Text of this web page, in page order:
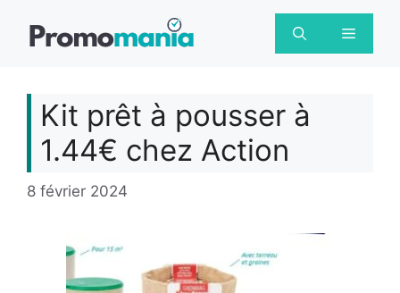
Menu
Kit prêt à pousser à
1.44€ chez Action
8 février 2024